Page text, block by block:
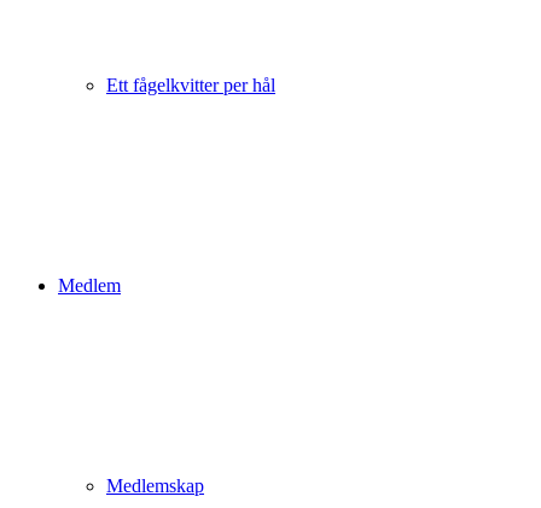
Ett fågelkvitter per hål
Medlem
Medlemskap